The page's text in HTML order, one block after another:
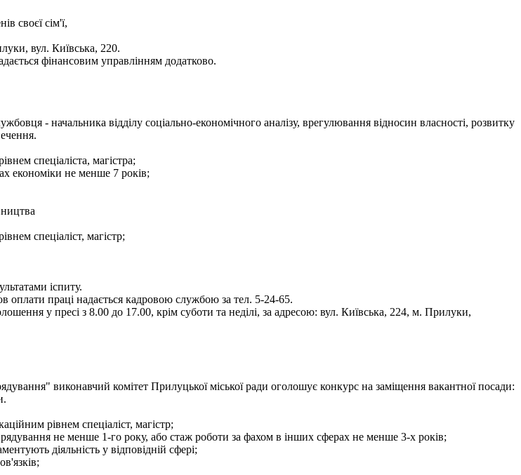
своєї сім'ї,
вул. Київська, 220.
фінансовим управлінням додатково.
- начальника відділу соціально-економічного аналізу, врегулювання відносин власності, розвитку
спеціаліста, магістра;
економіки не менше 7 років;
спеціаліст, магістр;
іспиту.
оплати праці надається кадровою службою за тел. 5-24-65.
у пресі з 8.00 до 17.00, крім суботи та неділі, за адресою: вул. Київська, 224, м. Прилуки,
виконавчий комітет Прилуцької міської ради оголошує конкурс на заміщення вакантної посади:
рівнем спеціаліст, магістр;
не менше 1-го року, або стаж роботи за фахом в інших сферах не менше 3-х років;
діяльність у відповідній сфері;